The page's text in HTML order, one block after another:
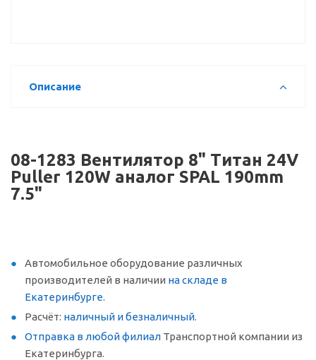
Описание
08-1283 Вентилятор 8" Титан 24V
Puller 120W аналог SPAL 190mm
7.5"
Автомобильное оборудование различных
производителей в наличии на складе в
Екатеринбурге.
Расчёт: наличный и безналичный.
Отправка в любой филиал Транспортной компании из
Екатеринбурга.